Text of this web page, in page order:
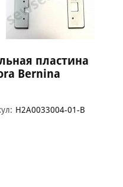
пластина
Bernina
H2A0033004-01-B